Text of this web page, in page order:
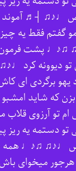
♩♪♫ ┤♬
گفتم فقط یه چیز
♫♪♩ پشت
دیوونه کرد
یهو برگردی
که شاید
تو آرزوی قلاب
دستمه یه
♩♪♫ ♫♪♩ همه
هرجور میخوای